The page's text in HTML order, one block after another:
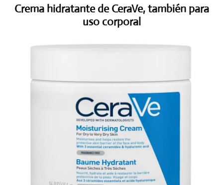
Crema hidratante de CeraVe, también para
uso corporal